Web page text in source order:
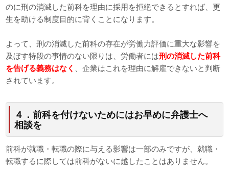
のに刑の消滅した前科を理由に採用を拒絶できるとすれば、更
生を助ける制度目的に背くことになります。
よって、刑の消滅した前科の存在が労働力評価に重大な影響を
及ぼす特段の事情のない限りは、労働者には刑の消滅した前科
を告げる義務はなく 、企業はこれを理由に解雇できないと判断
されています。
４．前科を付けないためにはお早めに弁護士へ
相談を
前科が就職・転職の際に与える影響は一部のみですが、就職・
転職するに際しては前科がないに越したことはありません。